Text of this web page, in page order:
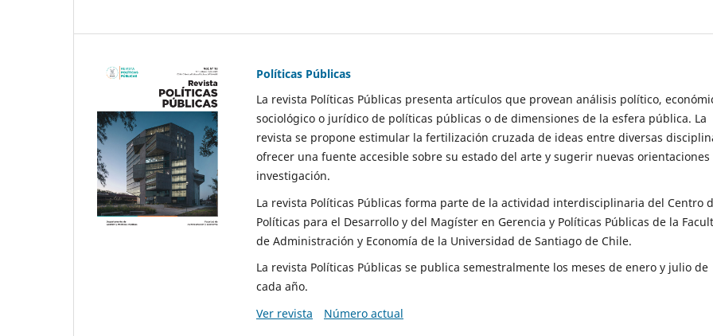
Políticas Públicas
La revista Políticas Públicas presenta artículos que provean análisis político,
sociológico o jurídico de políticas públicas o de dimensiones de la esfera pública. La
revista se propone estimular la fertilización cruzada de ideas entre diversas
ofrecer una fuente accesible sobre su estado del arte y sugerir nuevas orientaciones
investigación.
La revista Políticas Públicas forma parte de la actividad interdisciplinaria del Centro
Políticas para el Desarrollo y del Magíster en Gerencia y Políticas Públicas de la
de Administración y Economía de la Universidad de Santiago de Chile.
La revista Políticas Públicas se publica semestralmente los meses de enero y julio de
cada año.
Ver revista
Número actual